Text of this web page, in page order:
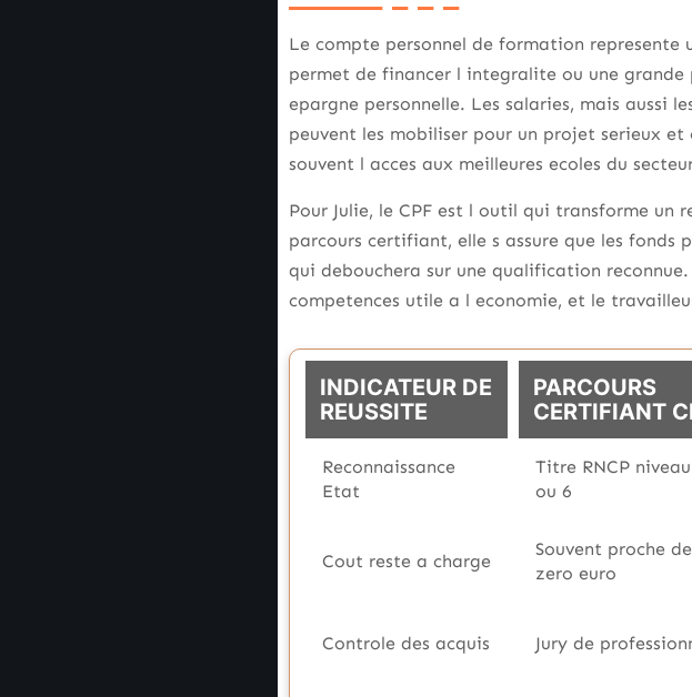
Le compte personnel de formation
permet de financer l integralite ou une grande
epargne personnelle. Les salaries, mais aussi
peuvent les mobiliser pour un projet serieux
souvent l acces aux meilleures ecoles du
Pour Julie, le CPF est l outil qui transforme un
parcours certifiant, elle s assure que les
qui debouchera sur une qualification
competences utile a l economie, et le
INDICATEUR DE
REUSSITE
PARCOURS
CERTIFIANT
Reconnaissance
Etat
Titre RNCP
ou 6
Cout reste a charge
Souvent proche de
zero euro
Controle des acquis Jury de